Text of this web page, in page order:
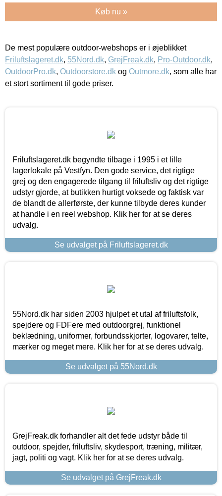
Køb nu »
De mest populære outdoor-webshops er i øjeblikket
Friluftslageret.dk, 55Nord.dk, GrejFreak.dk, Pro-Outdoor.dk,
OutdoorPro.dk, Outdoorstore.dk og Outmore.dk, som alle har
et stort sortiment til gode priser.
Friluftslageret.dk begyndte tilbage i 1995 i et lille
lagerlokale på Vestfyn. Den gode service, det rigtige
grej og den engagerede tilgang til friluftsliv og det rigtige
udstyr gjorde, at butikken hurtigt voksede og faktisk var
de blandt de allerførste, der kunne tilbyde deres kunder
at handle i en reel webshop. Klik her for at se deres
udvalg.
Se udvalget på Friluftslageret.dk
55Nord.dk har siden 2003 hjulpet et utal af friluftsfolk,
spejdere og FDFere med outdoorgrej, funktionel
beklædning, uniformer, forbundsskjorter, logovarer, telte,
mærker og meget mere. Klik her for at se deres udvalg.
Se udvalget på 55Nord.dk
GrejFreak.dk forhandler alt det fede udstyr både til
outdoor, spejder, friluftsliv, skydesport, træning, militær,
jagt, politi og vagt. Klik her for at se deres udvalg.
Se udvalget på GrejFreak.dk